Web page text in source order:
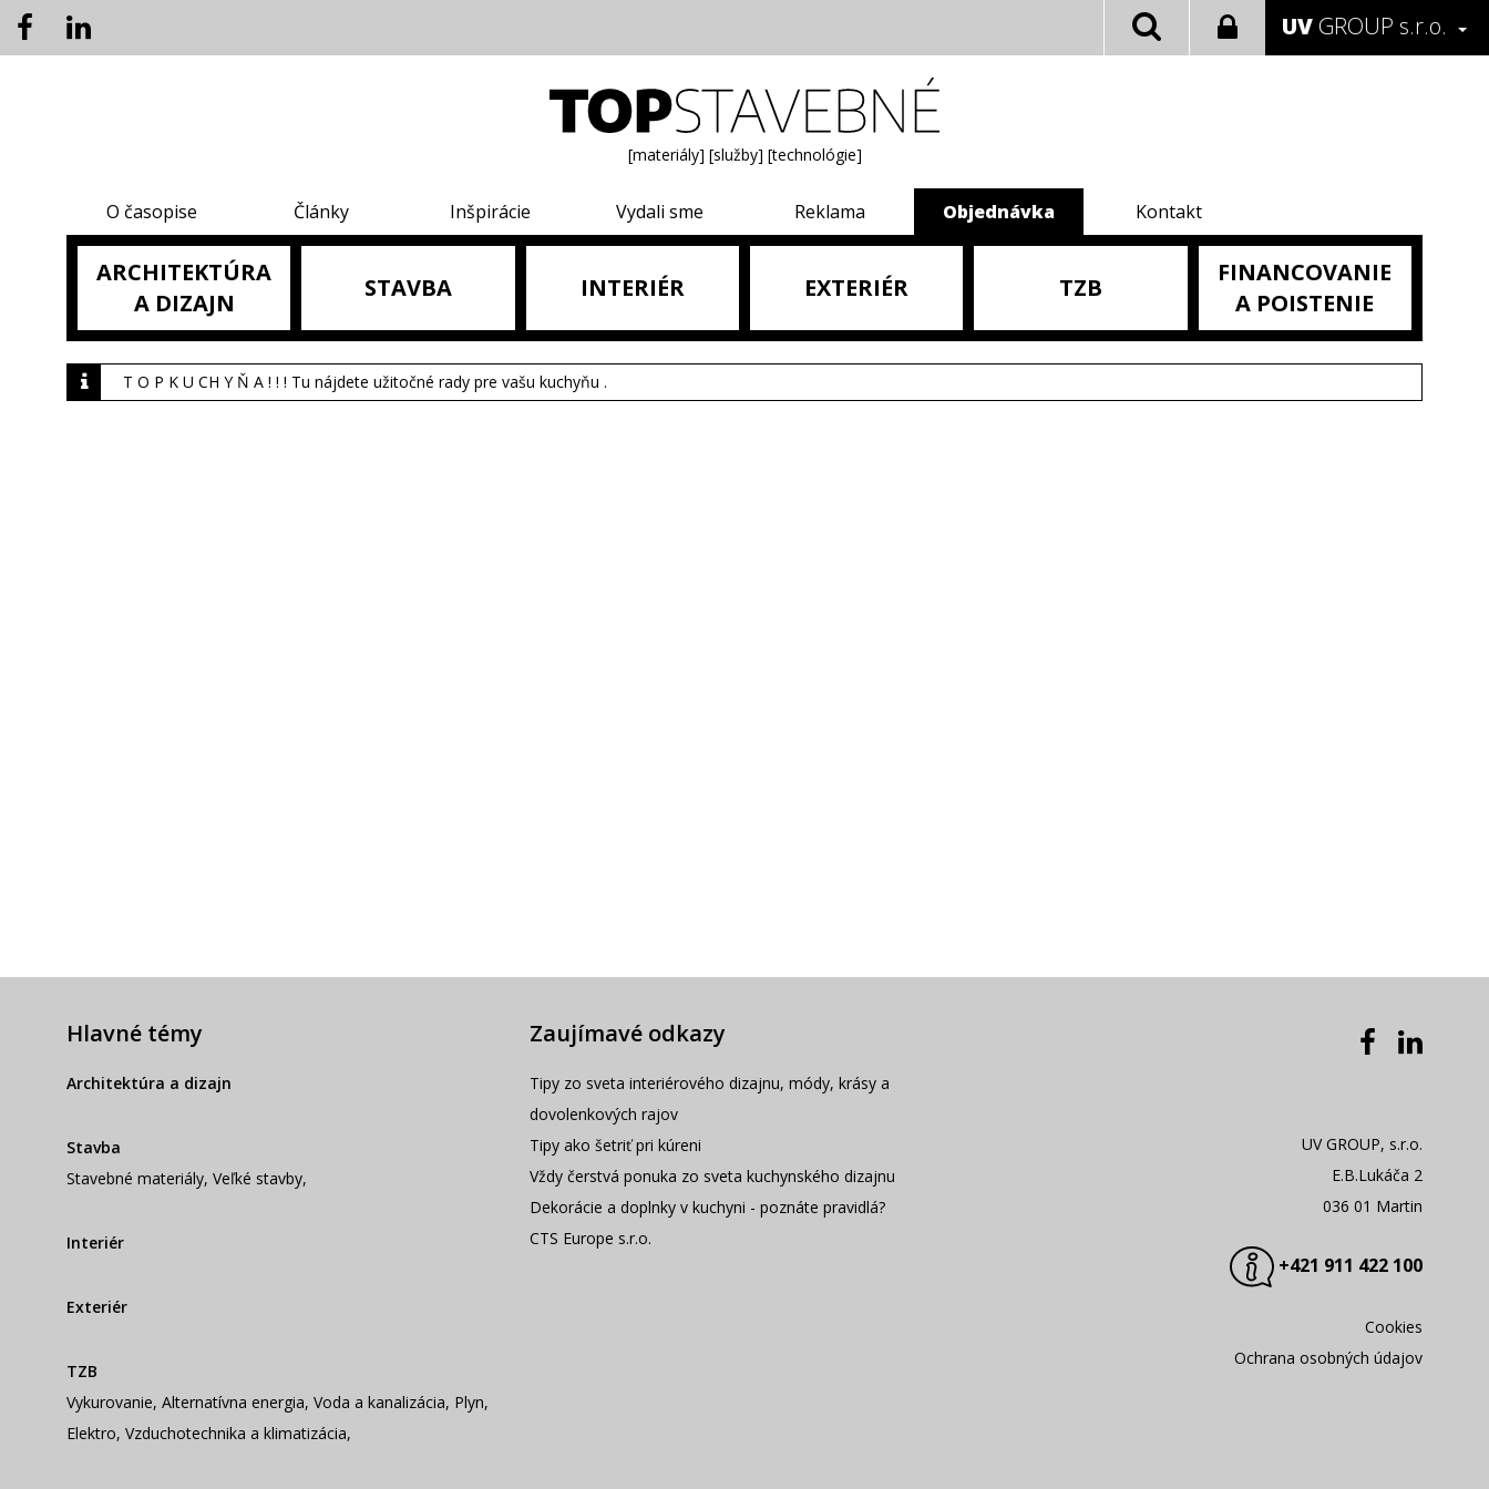
UV GROUP s.r.o.
[materiály] [služby] [technológie]
O časopise Články Inšpirácie Vydali sme Reklama Objednávka Kontakt
ARCHITEKTÚRA
A DIZAJN
STAVBA INTERIÉR EXTERIÉR TZB
FINANCOVANIE
A POISTENIE
T O P K U CH Y Ň A ! ! ! Tu nájdete užitočné rady pre vašu kuchyňu .
Hlavné témy
Architektúra a dizajn
Stavba
Stavebné materiály, Veľké stavby,
Interiér
Exteriér
TZB
Vykurovanie, Alternatívna energia, Voda a kanalizácia, Plyn,
Elektro, Vzduchotechnika a klimatizácia,
Zaujímavé odkazy
Tipy zo sveta interiérového dizajnu, módy, krásy a
dovolenkových rajov
Tipy ako šetriť pri kúreni
Vždy čerstvá ponuka zo sveta kuchynského dizajnu
Dekorácie a doplnky v kuchyni - poznáte pravidlá?
CTS Europe s.r.o.
UV GROUP, s.r.o.
E.B.Lukáča 2
036 01 Martin
+421 911 422 100
Cookies
Ochrana osobných údajov